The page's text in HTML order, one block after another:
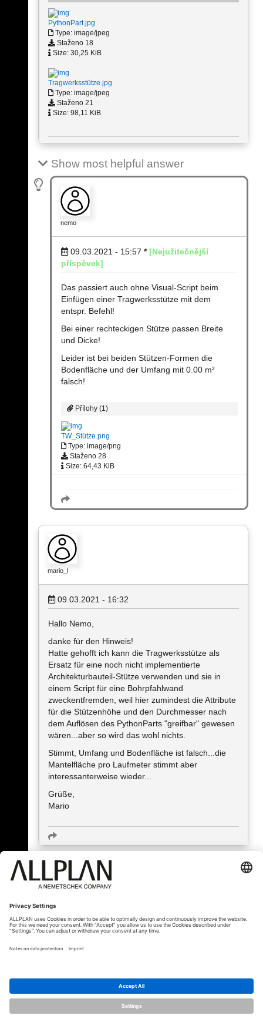
PythonPart.jpg
Type: image/jpeg
Staženo 18
Size: 30,25 KiB
Tragwerksstütze.jpg
Type: image/jpeg
Staženo 21
Size: 98,11 KiB
Show most helpful answer
nemo
09.03.2021 - 15:57 * [Nejužitečnější
příspěvek]
Das passiert auch ohne Visual-Script beim
Einfügen einer Tragwerksstütze mit dem
entspr. Befehl!
Bei einer rechteckigen Stütze passen Breite
und Dicke!
Leider ist bei beiden Stützen-Formen die
Bodenfläche und der Umfang mit 0.00 m²
falsch!
Přílohy (1)
TW_Stütze.png
Type: image/png
Staženo 28
Size: 64,43 KiB
mario_l
09.03.2021 - 16:32
Hallo Nemo,
danke für den Hinweis!
Hatte gehofft ich kann die Tragwerksstütze als
Ersatz für eine noch nicht implementierte
Architekturbauteil-Stütze verwenden und sie in
einem Script für eine Bohrpfahlwand
zweckentfremden, weil hier zumindest die Attribute
für die Stützenhöhe und den Durchmesser nach
dem Auflösen des PythonParts "greifbar" gewesen
wären...aber so wird das wohl nichts.
Stimmt, Umfang und Bodenfläche ist falsch...die
Mantelfläche pro Laufmeter stimmt aber
interessanterweise wieder...
Grüße,
Mario
ALLPLAN je součástí skupiny
Group